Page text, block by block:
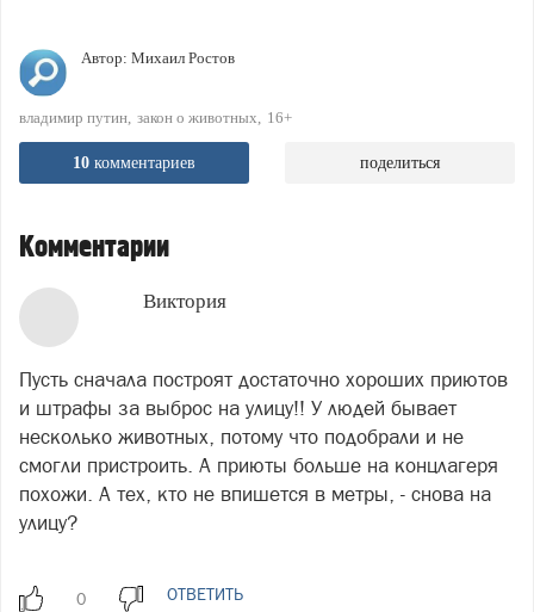
Автор: Михаил Ростов
владимир путин закон о животных 16+
10 комментариев поделиться
Комментарии
Виктория
Пусть сначала построят достаточно хороших приютов
и штрафы за выброс на улицу!! У людей бывает
несколько животных, потому что подобрали и не
смогли пристроить. А приюты больше на концлагеря
похожи. А тех, кто не впишется в метры, - снова на
улицу?
ОТВЕТИТЬ